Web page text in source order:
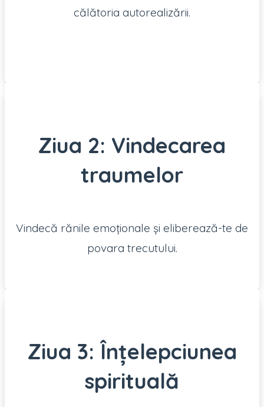
călătoria autorealizării.
Ziua 2: Vindecarea
traumelor
Vindecă rănile emoționale și eliberează-te de
povara trecutului.
Ziua 3: Înțelepciunea
spirituală